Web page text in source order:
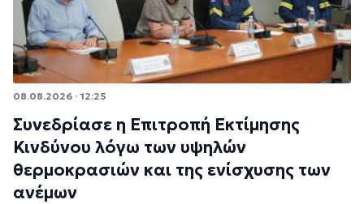
08.08.2026 · 12:25
Συνεδρίασε η Επιτροπή Εκτίμησης
Κινδύνου λόγω των υψηλών
θερμοκρασιών και της ενίσχυσης των
ανέμων